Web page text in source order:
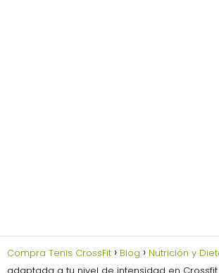
Compra Tenis CrossFit Blog Nutrición y
adaptada a tu nivel de intensidad en Crossfit